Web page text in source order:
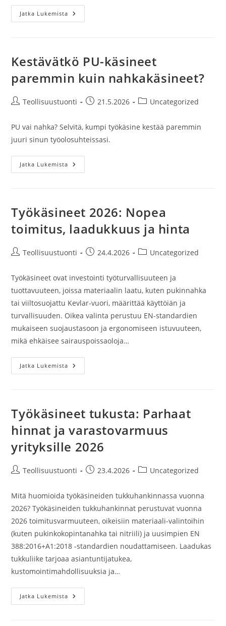
Jatka Lukemista Mikä
Ero
Pinnoitteisilla
Työkäsineillä?
Kestävätkö PU-käsineet
paremmin kuin nahkakäsineet?
Artikkelin
Teollisuustuonti
Artikkeli
21.5.2026
Artikkelin
Uncategorized
PU vai nahka? Selvitä, kumpi työkäsine kestää paremmin
juuri sinun työolosuhteissasi.
Jatka Lukemista Kestävätkö
PU-
Työkäsineet 2026: Nopea
toimitus, laadukkuus ja hinta
Artikkelin
Teollisuustuonti
Artikkeli
24.4.2026
Artikkelin
Uncategorized
Työkäsineet ovat investointi työturvallisuuteen ja
tuottavuuteen, joissa materiaalin laatu, kuten pukinnahka
tai viiltosuojattu Kevlar-vuori, määrittää käyttöiän ja
turvallisuuden. Oikea valinta perustuu EN-standardien
mukaiseen suojaustasoon ja ergonomiseen istuvuuteen,
mikä ehkäisee sairauspoissaoloja…
Jatka Lukemista Työkäsineet
2026:
Hinta
Työkäsineet tukusta: Parhaat
hinnat ja varastovarmuus
yrityksille 2026
Artikkelin
Teollisuustuonti
Artikkeli
23.4.2026
Artikkelin
Uncategorized
Mitä huomioida työkäsineiden tukkuhankinnassa vuonna
2026? Työkäsineiden tukkuhankinnat perustuvat vuonna
2026 toimitusvarmuuteen, oikeisiin materiaali-valintoihin
(kuten pukinkokopintanahka tai nitriili) ja uusimpien EN
388:2016+A1:2018 -standardien noudattamiseen. Laadukas
tukkuliike tarjoaa asiantuntijatukea,
kustomointimahdollisuuksia ja…
Jatka Lukemista Työkäsineet
Tukusta: